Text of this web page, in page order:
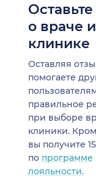
о враче
клинике
Оставляя
помогаете
правильное
при выборе
клиники.
вы получите
по программе
лояльности.